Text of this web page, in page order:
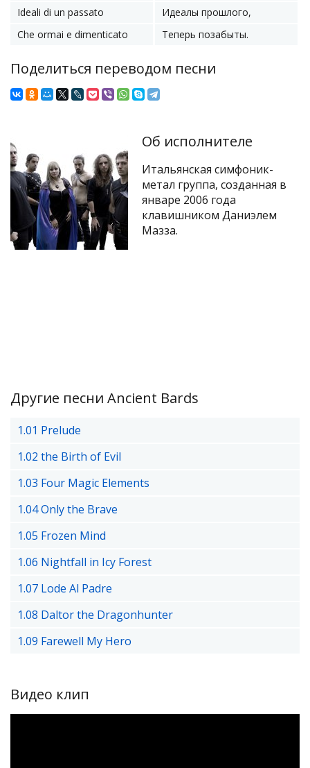
Ideali di un passato
Идеалы прошлого,
Che ormai e dimenticato
Теперь позабыты.
Поделиться переводом песни
Об исполнителе
Итальянская симфоник-
метал группа, созданная в
январе 2006 года
клавишником Даниэлем
Мазза.
Другие песни Ancient Bards
1.01 Prelude
1.02 the Birth of Evil
1.03 Four Magic Elements
1.04 Only the Brave
1.05 Frozen Mind
1.06 Nightfall in Icy Forest
1.07 Lode Al Padre
1.08 Daltor the Dragonhunter
1.09 Farewell My Hero
Видео клип